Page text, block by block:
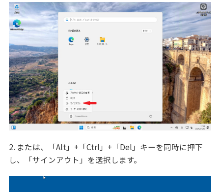
2. または、「Alt」+「Ctrl」+「Del」キーを同時に押下
し、「サインアウト」を選択します。